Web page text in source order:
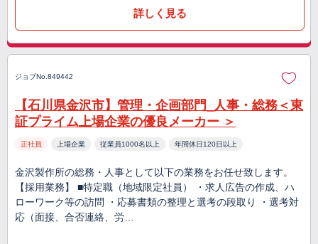
詳しく見る
ジョブNo.849442
【石川県金沢市】管理・企画部門_人事・総務＜東
証プライム上場企業の優良メーカー ＞
正社員 上場企業 従業員1000名以上 年間休日120日以上
金沢製作所の総務・人事として以下の業務をお任せ致します。
【採用業務】 ■特定職（地域限定社員） ・求人広告の作成、ハ
ローワーク等の訪問 ・応募書類の整理と選考の段取り ・選考対
応（面接、合否連絡、労…